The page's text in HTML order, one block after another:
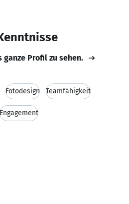
ganze Profil zu sehen.
Fotodesign Teamfähigkeit
Engagement